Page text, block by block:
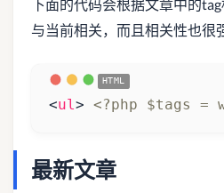
下面的代码会根据文章中的
与当前相关，而且相关性也很
<ul> <?php $tags
最新文章